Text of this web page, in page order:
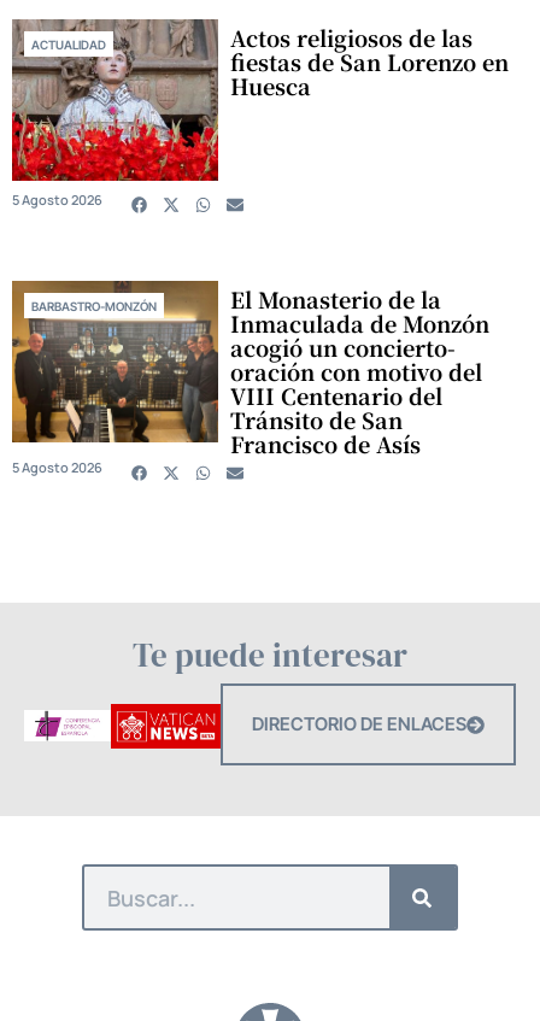
ACTUALIDAD Actos religiosos de las
fiestas de San Lorenzo en
Huesca
5 Agosto 2026
BARBASTRO-MONZÓN El Monasterio de la
Inmaculada de Monzón
acogió un concierto-
oración con motivo del
VIII Centenario del
Tránsito de San
Francisco de Asís
5 Agosto 2026
Te puede interesar
DIRECTORIO DE ENLACES